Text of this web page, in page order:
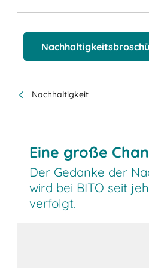
Nachhaltigkeit
Eine große
Der Gedanke der
wird bei BITO seit
verfolgt.